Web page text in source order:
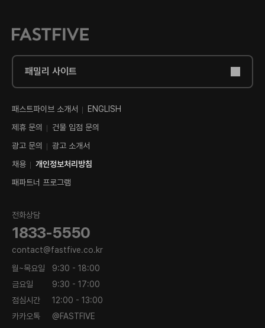
패스트파이브 소개서
ENGLISH
제휴 문의
건물 입점 문의
광고 문의
광고 소개서
채용
개인정보처리방침
패파트너 프로그램
패밀리 사이트
전화상담
1833-5550
contact@fastfive.co.kr
월~목요일
9:30 - 18:00
금요일
9:30 - 17:00
점심시간
12:00 - 13:00
카카오톡
@FASTFIVE